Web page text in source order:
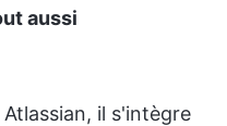
aussi
il s'intègre